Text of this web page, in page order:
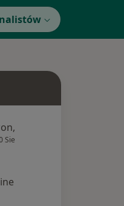
Sie